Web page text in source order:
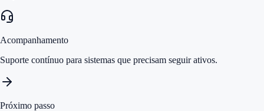
Acompanhamento
Suporte contínuo para sistemas que precisam seguir ativos.
Próximo passo